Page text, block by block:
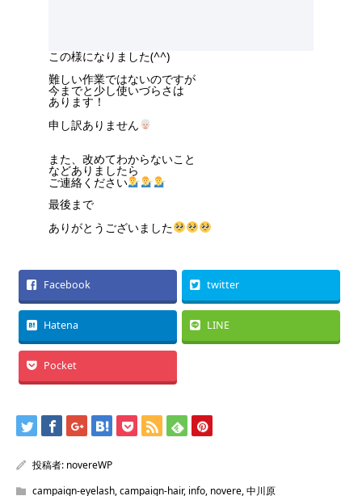
この様になりました(^^)
難しい作業ではないのですが
今までと少し使いづらさは
あります！
申し訳ありません
また、改めてわからないこと
などありましたら
ご連絡ください
最後まで
ありがとうございました
Facebook twitter
Hatena LINE
Pocket
投稿者: novereWP
campaign-eyelash,campaign-hair, info, novere,中川原